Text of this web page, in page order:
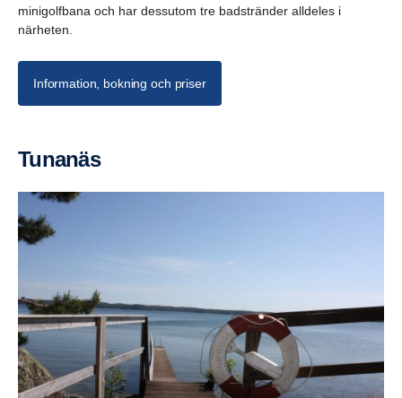
minigolfbana och har dessutom tre badstränder alldeles i
närheten.
Information, bokning och priser
Tunanäs